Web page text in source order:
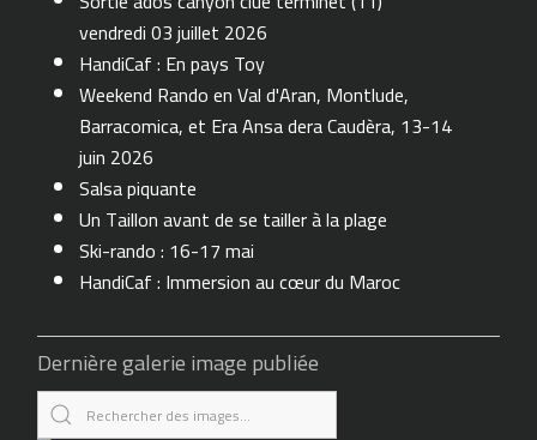
vendredi 03 juillet 2026
HandiCaf : En pays Toy
Weekend Rando en Val d'Aran, Montlude,
Barracomica, et Era Ansa dera Caudèra, 13-14
juin 2026
Salsa piquante
Un Taillon avant de se tailler à la plage
Ski-rando : 16-17 mai
HandiCaf : Immersion au cœur du Maroc
Dernière galerie image publiée